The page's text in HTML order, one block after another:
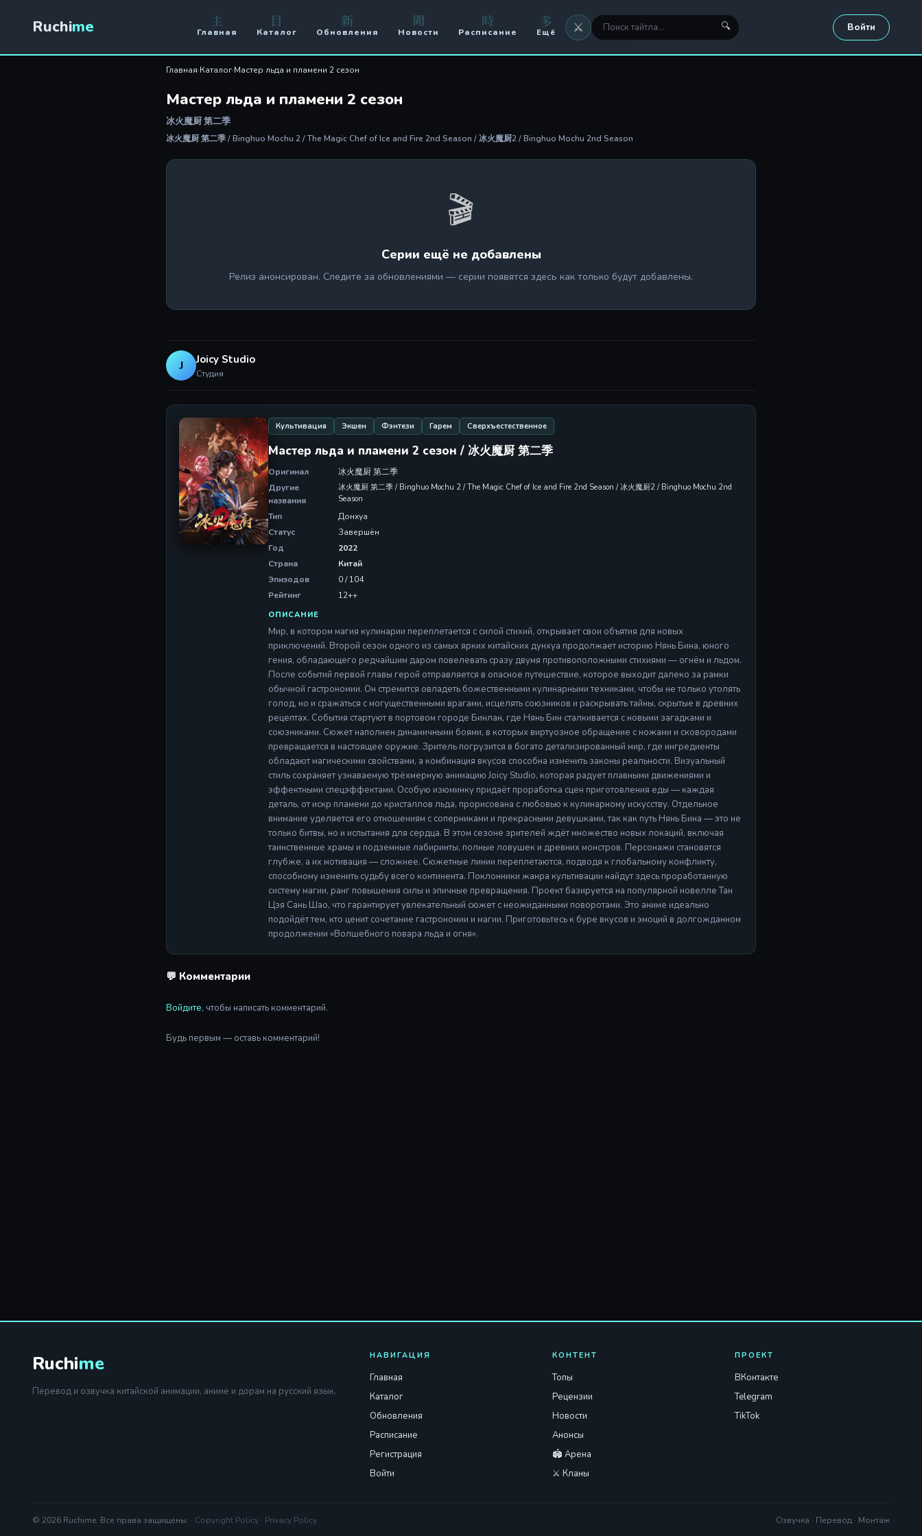
Ruchime 主
Главная
目
Каталог
新
Обновления
聞
Новости
時
Расписание
多
Ещё ⚔️
⚔️ Оружие
⚔️ Кланы
🔍 Войти
Главная›Каталог›Мастер льда и пламени 2 сезон
Мастер льда и пламени 2 сезон
冰火魔厨 第二季
冰火魔厨 第二季 / Binghuo Mochu 2 / The Magic Chef of Ice and Fire 2nd Season / 冰火魔厨2 / Binghuo Mochu 2nd Season
🎬
Серии ещё не добавлены
Релиз анонсирован. Следите за обновлениями — серии появятся здесь как только будут добавлены.
J Joicy Studio
Студия
Культивация Экшен Фэнтези Гарем Сверхъестественное
Мастер льда и пламени 2 сезон / 冰火魔厨 第二季
Оригинал
冰火魔厨 第二季
Другие
названия
冰火魔厨 第二季 / Binghuo Mochu 2 / The Magic Chef of Ice and Fire 2nd Season / 冰火魔厨2 / Binghuo Mochu 2nd
Season
Тип
Донхуа
Статус
Завершён
Год
2022
Страна
Китай
Эпизодов
0 / 104
Рейтинг
12++
ОПИСАНИЕ
Мир, в котором магия кулинарии переплетается с силой стихий, открывает свои объятия для новых
приключений. Второй сезон одного из самых ярких китайских дунхуа продолжает историю Нянь Бина, юного
гения, обладающего редчайшим даром повелевать сразу двумя противоположными стихиями — огнём и льдом.
После событий первой главы герой отправляется в опасное путешествие, которое выходит далеко за рамки
обычной гастрономии. Он стремится овладеть божественными кулинарными техниками, чтобы не только утолять
голод, но и сражаться с могущественными врагами, исцелять союзников и раскрывать тайны, скрытые в древних
рецептах. События стартуют в портовом городе Бинлан, где Нянь Бин сталкивается с новыми загадками и
союзниками. Сюжет наполнен динамичными боями, в которых виртуозное обращение с ножами и сковородами
превращается в настоящее оружие. Зритель погрузится в богато детализированный мир, где ингредиенты
обладают магическими свойствами, а комбинация вкусов способна изменить законы реальности. Визуальный
стиль сохраняет узнаваемую трёхмерную анимацию Joicy Studio, которая радует плавными движениями и
эффектными спецэффектами. Особую изюминку придаёт проработка сцен приготовления еды — каждая
деталь, от искр пламени до кристаллов льда, прорисована с любовью к кулинарному искусству. Отдельное
внимание уделяется его отношениям с соперниками и прекрасными девушками, так как путь Нянь Бина — это не
только битвы, но и испытания для сердца. В этом сезоне зрителей ждёт множество новых локаций, включая
таинственные храмы и подземные лабиринты, полные ловушек и древних монстров. Персонажи становятся
глубже, а их мотивация — сложнее. Сюжетные линии переплетаются, подводя к глобальному конфликту,
способному изменить судьбу всего континента. Поклонники жанра культивации найдут здесь проработанную
систему магии, ранг повышения силы и эпичные превращения. Проект базируется на популярной новелле Тан
Цзя Сань Шао, что гарантирует увлекательный сюжет с неожиданными поворотами. Это аниме идеально
подойдёт тем, кто ценит сочетание гастрономии и магии. Приготовьтесь к буре вкусов и эмоций в долгожданном
продолжении «Волшебного повара льда и огня».
💬 Комментарии
Войдите, чтобы написать комментарий.
Будь первым — оставь комментарий!
Ruchime
Перевод и озвучка китайской анимации, аниме и дорам на русский язык.
НАВИГАЦИЯ
Главная
Каталог
Обновления
Расписание
Регистрация
Войти
КОНТЕНТ
Топы
Рецензии
Новости
Анонсы
🏟️ Арена
⚔️ Кланы
ПРОЕКТ
ВКонтакте
Telegram
TikTok
© 2026 Ruchime. Все права защищены. · Copyright Policy · Privacy Policy Озвучка · Перевод · Монтаж